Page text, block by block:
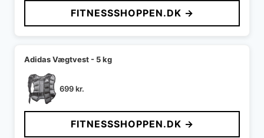
FITNESSSHOPPEN.DK →
Adidas Vægtvest - 5 kg
699kr.
FITNESSSHOPPEN.DK →